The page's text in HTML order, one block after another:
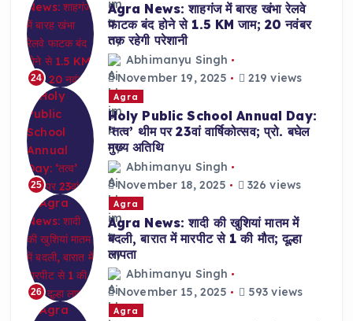
24
Agra News: शाहगंज में बारह खंभा रेलवे
फाटक बंद होने से 1.5 KM जाम; 20 नवंबर
तक रहेगी परेशानी
Abhimanyu Singh
November 19, 2025
219 views
25
Agra
Holy Public School Annual Day:
‘तत्व’ थीम पर 23वां वार्षिकोत्सव; प्रो. बघेल
मुख्य अतिथि
Abhimanyu Singh
November 18, 2025
326 views
26
Agra
Agra News: शादी की खुशियां मातम में
बदली, बारात में मारपीट से 1 की मौत; दूल्हा
लापता
Abhimanyu Singh
November 15, 2025
593 views
Agra